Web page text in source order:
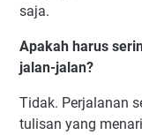
saja.
Apakah harus
jalan-jalan?
Tidak. Perjalanan
tulisan yang